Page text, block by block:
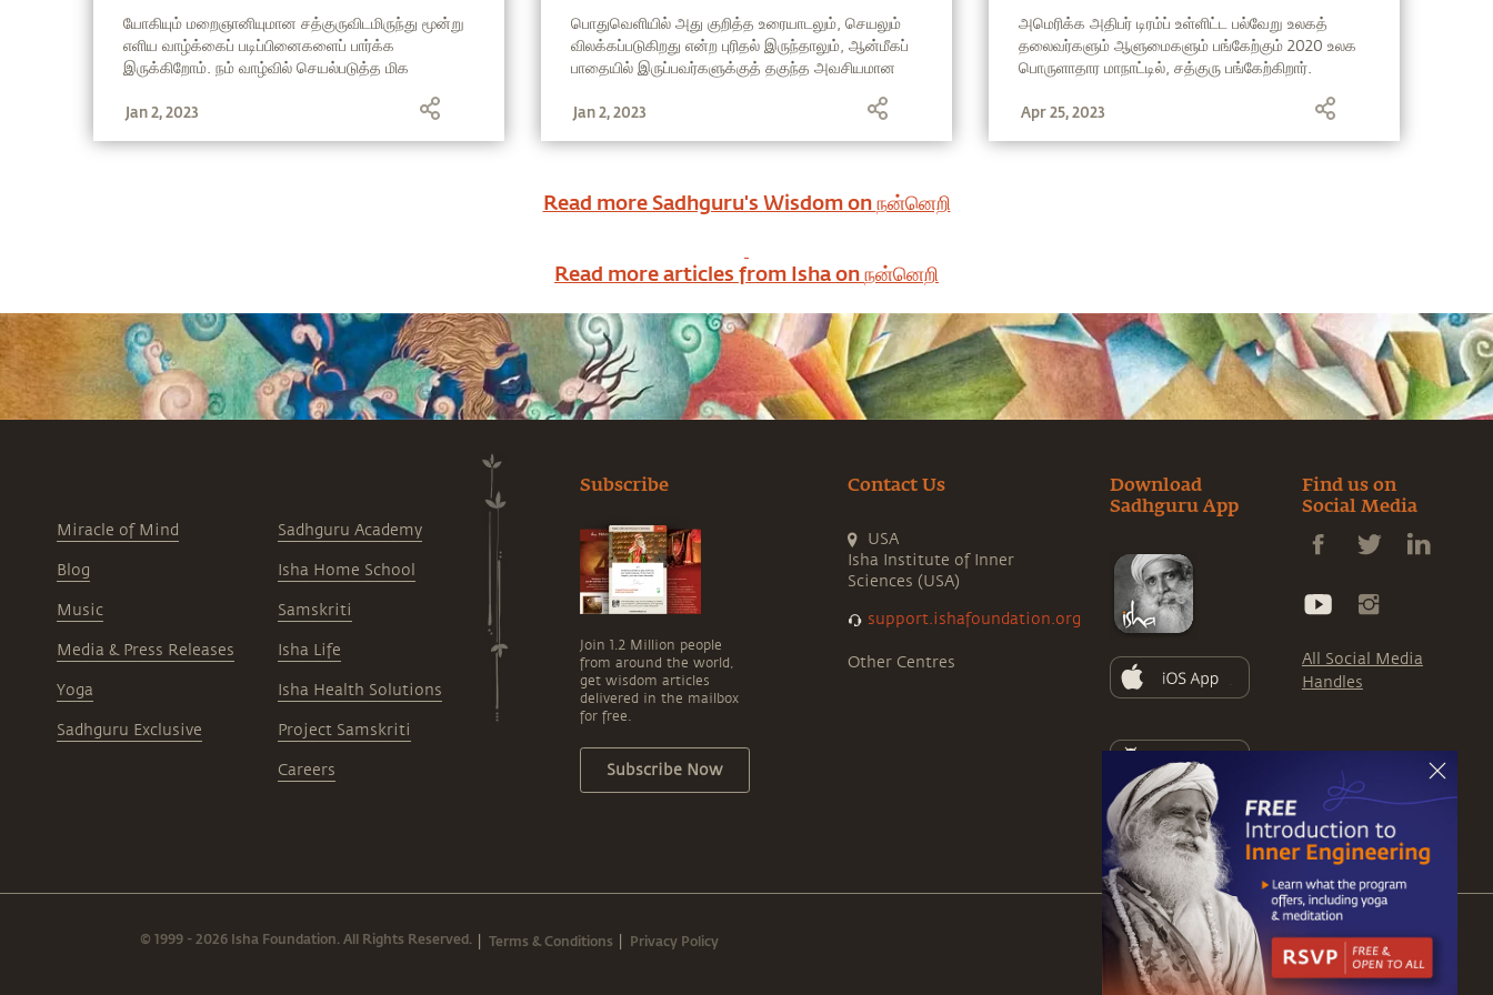
படிப்பினைகள்
யோகியும் மறைஞானியுமான சத்குருவிடமிருந்து மூன்று
எளிய வாழ்க்கைப் படிப்பினைகளைப் பார்க்க
இருக்கிறோம். நம் வாழ்வில் செயல்படுத்த மிக
நமக்குள் துவக்கி வைக்கும் வல்லமையையும் இவை
Jan 2, 2023
விடுபடுவது எப்படி?
பொதுவெளியில் அது குறித்த உரையாடலும், செயலும்
விலக்கப்படுகிறது என்ற புரிதல் இருந்தாலும், ஆன்மீகப்
பாதையில் இருப்பவர்களுக்குத் தகுந்த அவசியமான
ஆராய்கிறார்.
Jan 2, 2023
தியான வகுப்பு
அமெரிக்க அதிபர் டிரம்ப் உள்ளிட்ட பல்வேறு உலகத்
தலைவர்களும் ஆளுமைகளும் பங்கேற்கும் 2020 உலக
பொருளாதார மாநாட்டில், சத்குரு பங்கேற்கிறார்.
தொடர்ந்து படித்தறியலாம்.
Apr 25, 2023
Read more Sadhguru's Wisdom onநன்னெறி
Read more articles from Isha onநன்னெறி
Miracle of Mind
Blog
Music
Media & Press Releases
Yoga
Sadhguru Exclusive
Sadhguru Academy
Isha Home School
Samskriti
Isha Life
Isha Health Solutions
Project Samskriti
Careers
Subscribe
Join 1.2 Million people
from around the world,
get wisdom articles
delivered in the mailbox
for free.
Subscribe Now
Contact Us
USA
Isha Institute of Inner
Sciences (USA)
support.ishafoundation.org
Other Centres
Download
Sadhguru App
Find us on
Social Media
All Social Media
Handles
© 1999 - 2026 Isha Foundation. All Rights Reserved. Terms & Conditions Privacy Policy